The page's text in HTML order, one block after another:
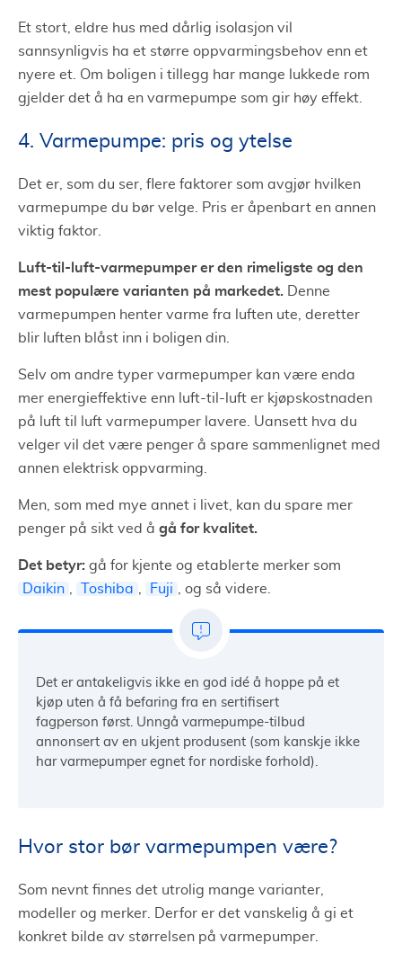
Et stort, eldre hus med dårlig isolasjon vil
sannsynligvis ha et større oppvarmingsbehov enn et
nyere et. Om boligen i tillegg har mange lukkede rom
gjelder det å ha en varmepumpe som gir høy effekt.
4. Varmepumpe: pris og ytelse
Det er, som du ser, flere faktorer som avgjør hvilken
varmepumpe du bør velge. Pris er åpenbart en annen
viktig faktor.
Luft-til-luft-varmepumper er den rimeligste og den
mest populære varianten på markedet. Denne
varmepumpen henter varme fra luften ute, deretter
blir luften blåst inn i boligen din.
Selv om andre typer varmepumper kan være enda
mer energieffektive enn luft-til-luft er kjøpskostnaden
på luft til luft varmepumper lavere. Uansett hva du
velger vil det være penger å spare sammenlignet med
annen elektrisk oppvarming.
Men, som med mye annet i livet, kan du spare mer
penger på sikt ved å gå for kvalitet.
Det betyr: gå for kjente og etablerte merker som
Daikin
Toshiba Fuji , og så videre.
Det er antakeligvis ikke en god idé å hoppe på et
kjøp uten å få befaring fra en sertifisert
fagperson først. Unngå varmepumpe-tilbud
annonsert av en ukjent produsent (som kanskje ikke
har varmepumper egnet for nordiske forhold).
Hvor stor bør varmepumpen være?
Som nevnt finnes det utrolig mange varianter,
modeller og merker. Derfor er det vanskelig å gi et
konkret bilde av størrelsen på varmepumper.